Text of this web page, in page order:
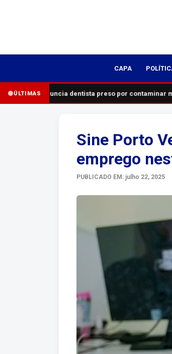
CAPA
ÚLTIMAS
MP denuncia dentista preso por contaminar
Sine Porto
emprego
PUBLICADO EM: julho 22, 2025